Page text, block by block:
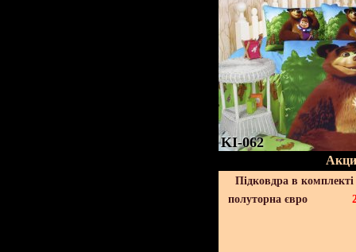
KI-062
Підковдра в
полуторна євро